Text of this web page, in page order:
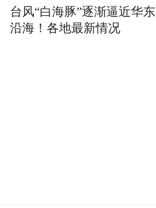
台风“白海豚”逐渐逼近华东
沿海！各地最新情况